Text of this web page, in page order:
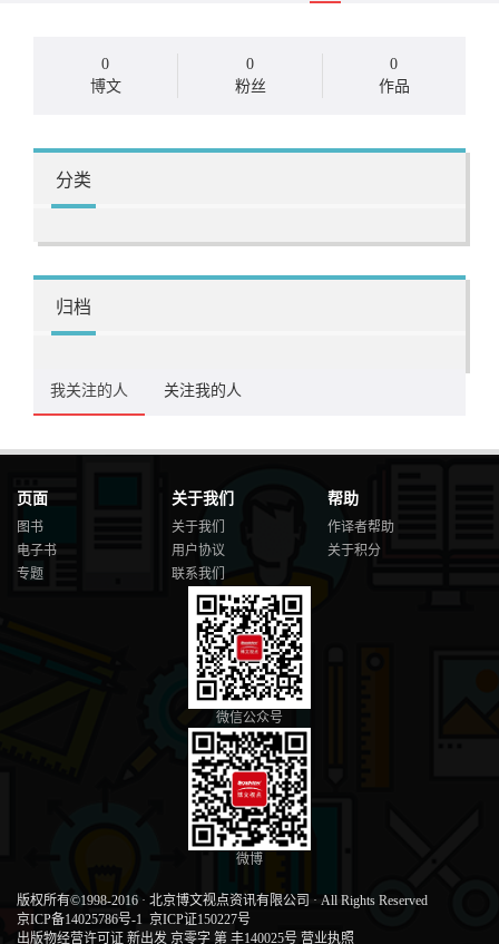
0
博文
0
粉丝
0
作品
分类
归档
我关注的人 关注我的人
页面
图书
电子书
专题
关于我们
关于我们
用户协议
联系我们
帮助
作译者帮助
关于积分
微信公众号
微博
版权所有©1998-2016 · 北京博文视点资讯有限公司 · All Rights Reserved
京ICP备14025786号-1 京ICP证150227号
出版物经营许可证 新出发 京零字 第 丰140025号 营业执照